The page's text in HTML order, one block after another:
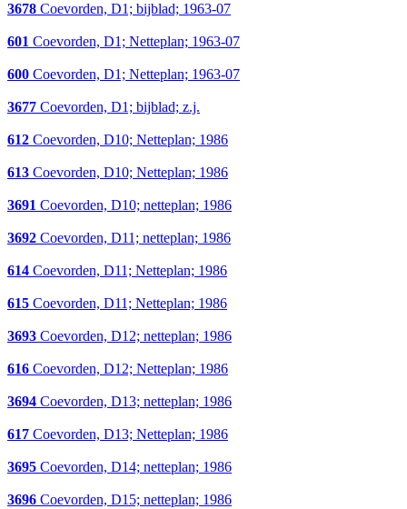
3678 Coevorden, D1; bijblad; 1963-07
601 Coevorden, D1; Netteplan; 1963-07
600 Coevorden, D1; Netteplan; 1963-07
3677 Coevorden, D1; bijblad; z.j.
612 Coevorden, D10; Netteplan; 1986
613 Coevorden, D10; Netteplan; 1986
3691 Coevorden, D10; netteplan; 1986
3692 Coevorden, D11; netteplan; 1986
614 Coevorden, D11; Netteplan; 1986
615 Coevorden, D11; Netteplan; 1986
3693 Coevorden, D12; netteplan; 1986
616 Coevorden, D12; Netteplan; 1986
3694 Coevorden, D13; netteplan; 1986
617 Coevorden, D13; Netteplan; 1986
3695 Coevorden, D14; netteplan; 1986
3696 Coevorden, D15; netteplan; 1986